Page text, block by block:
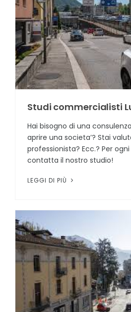
Studi commercialisti
Hai bisogno di una
aprire una societa’? Stai
professionista? Ecc.? Per
contatta il nostro studio!
LEGGI DI PIÙ